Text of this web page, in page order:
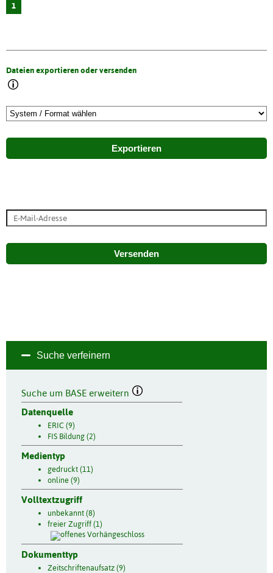
1
Dateien exportieren oder versenden
Exportieren
Versenden
Suche verfeinern
Suche um BASE erweitern
Datenquelle
ERIC (9)
FIS Bildung (2)
Medientyp
gedruckt (11)
online (9)
Volltextzugriff
unbekannt (8)
freier Zugriff (1)
Dokumenttyp
Zeitschriftenaufsatz (9)